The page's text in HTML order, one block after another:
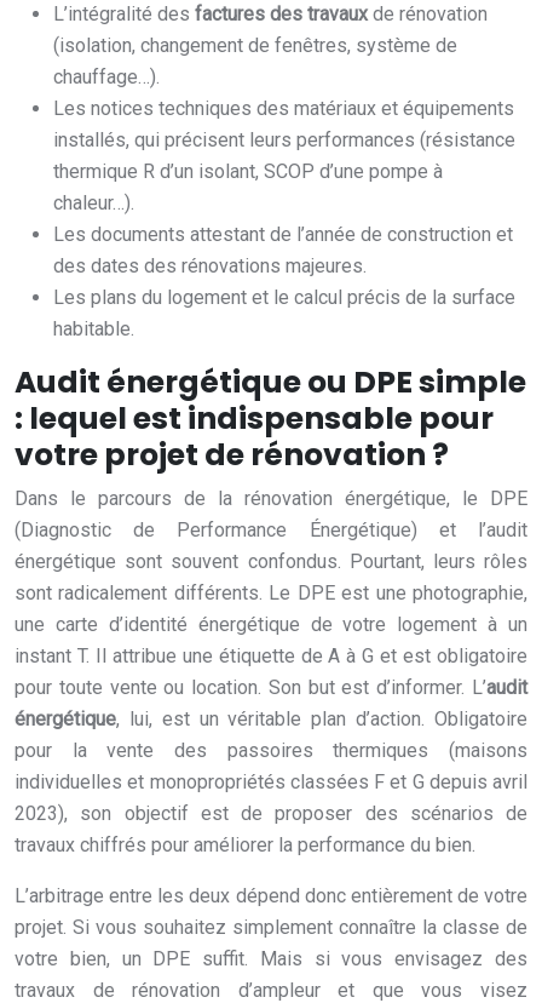
L’intégralité des factures des travaux de rénovation
(isolation, changement de fenêtres, système de
chauffage…).
Les notices techniques des matériaux et équipements
installés, qui précisent leurs performances (résistance
thermique R d’un isolant, SCOP d’une pompe à
chaleur…).
Les documents attestant de l’année de construction et
des dates des rénovations majeures.
Les plans du logement et le calcul précis de la surface
habitable.
Audit énergétique ou DPE simple
: lequel est indispensable pour
votre projet de rénovation ?
Dans le parcours de la rénovation énergétique, le DPE
(Diagnostic de Performance Énergétique) et l’audit
énergétique sont souvent confondus. Pourtant, leurs rôles
sont radicalement différents. Le DPE est une photographie,
une carte d’identité énergétique de votre logement à un
instant T. Il attribue une étiquette de A à G et est obligatoire
pour toute vente ou location. Son but est d’informer. L’audit
énergétique, lui, est un véritable plan d’action. Obligatoire
pour la vente des passoires thermiques (maisons
individuelles et monopropriétés classées F et G depuis avril
2023), son objectif est de proposer des scénarios de
travaux chiffrés pour améliorer la performance du bien.
L’arbitrage entre les deux dépend donc entièrement de votre
projet. Si vous souhaitez simplement connaître la classe de
votre bien, un DPE suffit. Mais si vous envisagez des
travaux de rénovation d’ampleur et que vous visez